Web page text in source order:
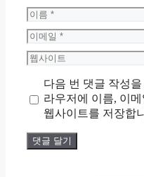
이
름
이
메
일
웹
트
다음 번 댓글 작성을
라우저에 이름, 이
웹사이트를 저장합